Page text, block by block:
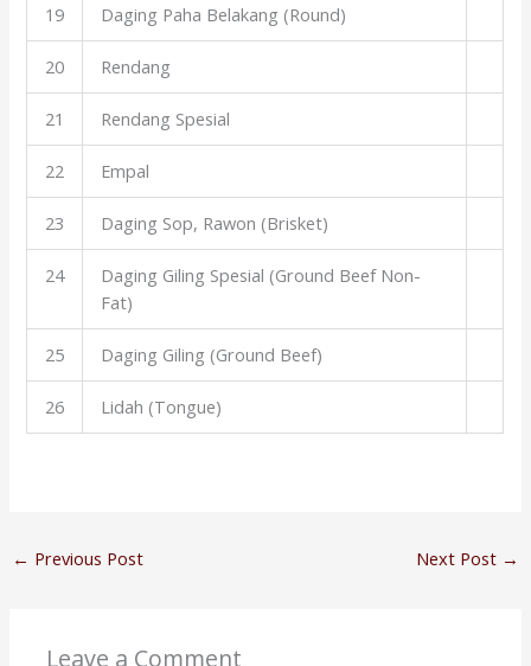
19 Daging Paha Belakang (Round)
20 Rendang
21 Rendang Spesial
22 Empal
23 Daging Sop, Rawon (Brisket)
24
Daging Giling Spesial (Ground Beef Non-
Fat)
25 Daging Giling (Ground Beef)
26 Lidah (Tongue)
← Previous Post Next Post →
Leave a Comment